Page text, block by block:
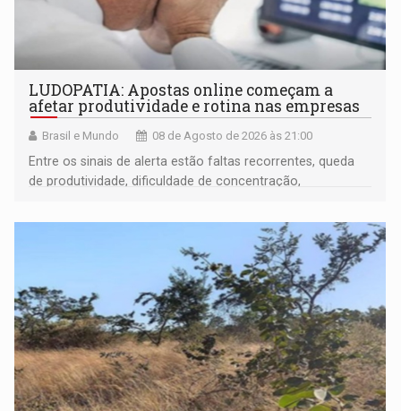
LUDOPATIA: Apostas online começam a
afetar produtividade e rotina nas empresas
Brasil e Mundo 08 de Agosto de 2026 às 21:00
Entre os sinais de alerta estão faltas recorrentes, queda
de produtividade, dificuldade de concentração,